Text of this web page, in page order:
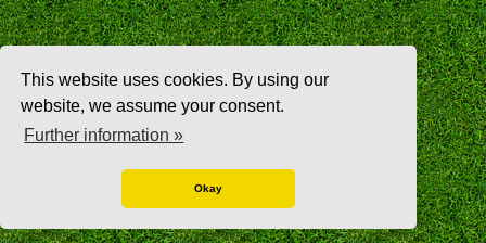
This website uses cookies. By using our
website, we assume your consent.
Further information »
Okay